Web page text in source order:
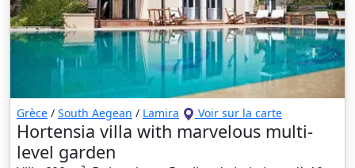
Grèce / South Aegean / Lamira Voir sur la carte
Hortensia villa with marvelous multi-
level garden